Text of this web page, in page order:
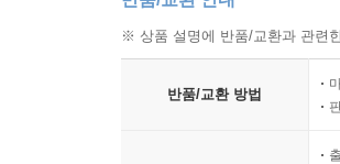
※ 상품 설명에 반품/교환과 관련
반품/교환 방법